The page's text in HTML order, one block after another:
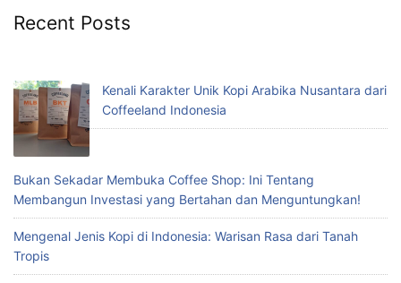
Recent Posts
Kenali Karakter Unik Kopi Arabika Nusantara dari
Coffeeland Indonesia
Bukan Sekadar Membuka Coffee Shop: Ini Tentang
Membangun Investasi yang Bertahan dan Menguntungkan!
Mengenal Jenis Kopi di Indonesia: Warisan Rasa dari Tanah
Tropis